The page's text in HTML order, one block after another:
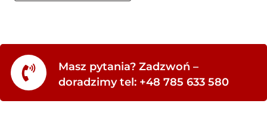
Masz pytania? Zadzwoń –
doradzimy tel: +48 785 633 580